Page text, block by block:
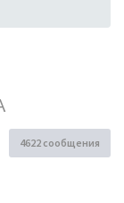
4622 сообщения